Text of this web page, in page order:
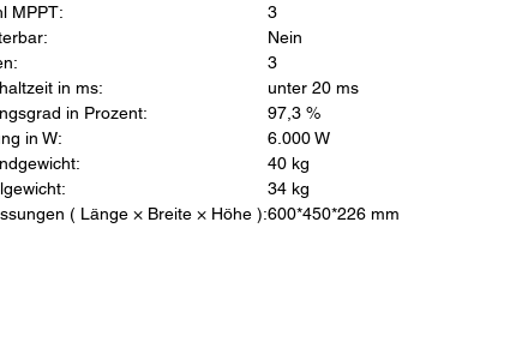
MPPT:
3
Nein
3
in ms:
unter 20 ms
in Prozent:
97,3 %
in W:
6.000 W
40 kg
34 kg
( Länge × Breite × Höhe ):600*450*226 mm